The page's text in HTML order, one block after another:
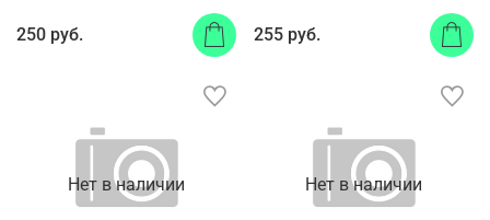
250 руб. 255 руб.
Нет в наличии Нет в наличии